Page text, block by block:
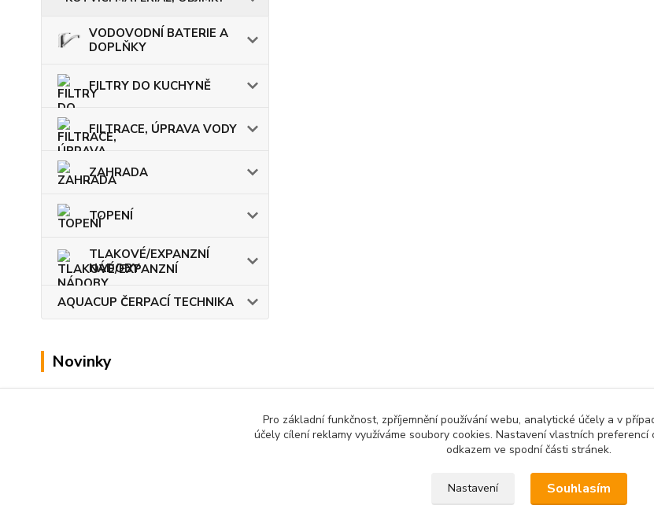
VODOVODNÍ BATERIE A
DOPLŇKY
FILTRY DO KUCHYNĚ
FILTRACE, ÚPRAVA VODY
ZAHRADA
TOPENÍ
TLAKOVÉ/EXPANZNÍ
NÁDOBY
AQUACUP ČERPACÍ TECHNIKA
Novinky
Pro základní funkčnost, zpříjemnění používání webu, analytické účely a v
účely cílení reklamy využíváme soubory cookies. Nastavení vlastních
odkazem ve spodní části stránek.
Nastavení Souhlasím